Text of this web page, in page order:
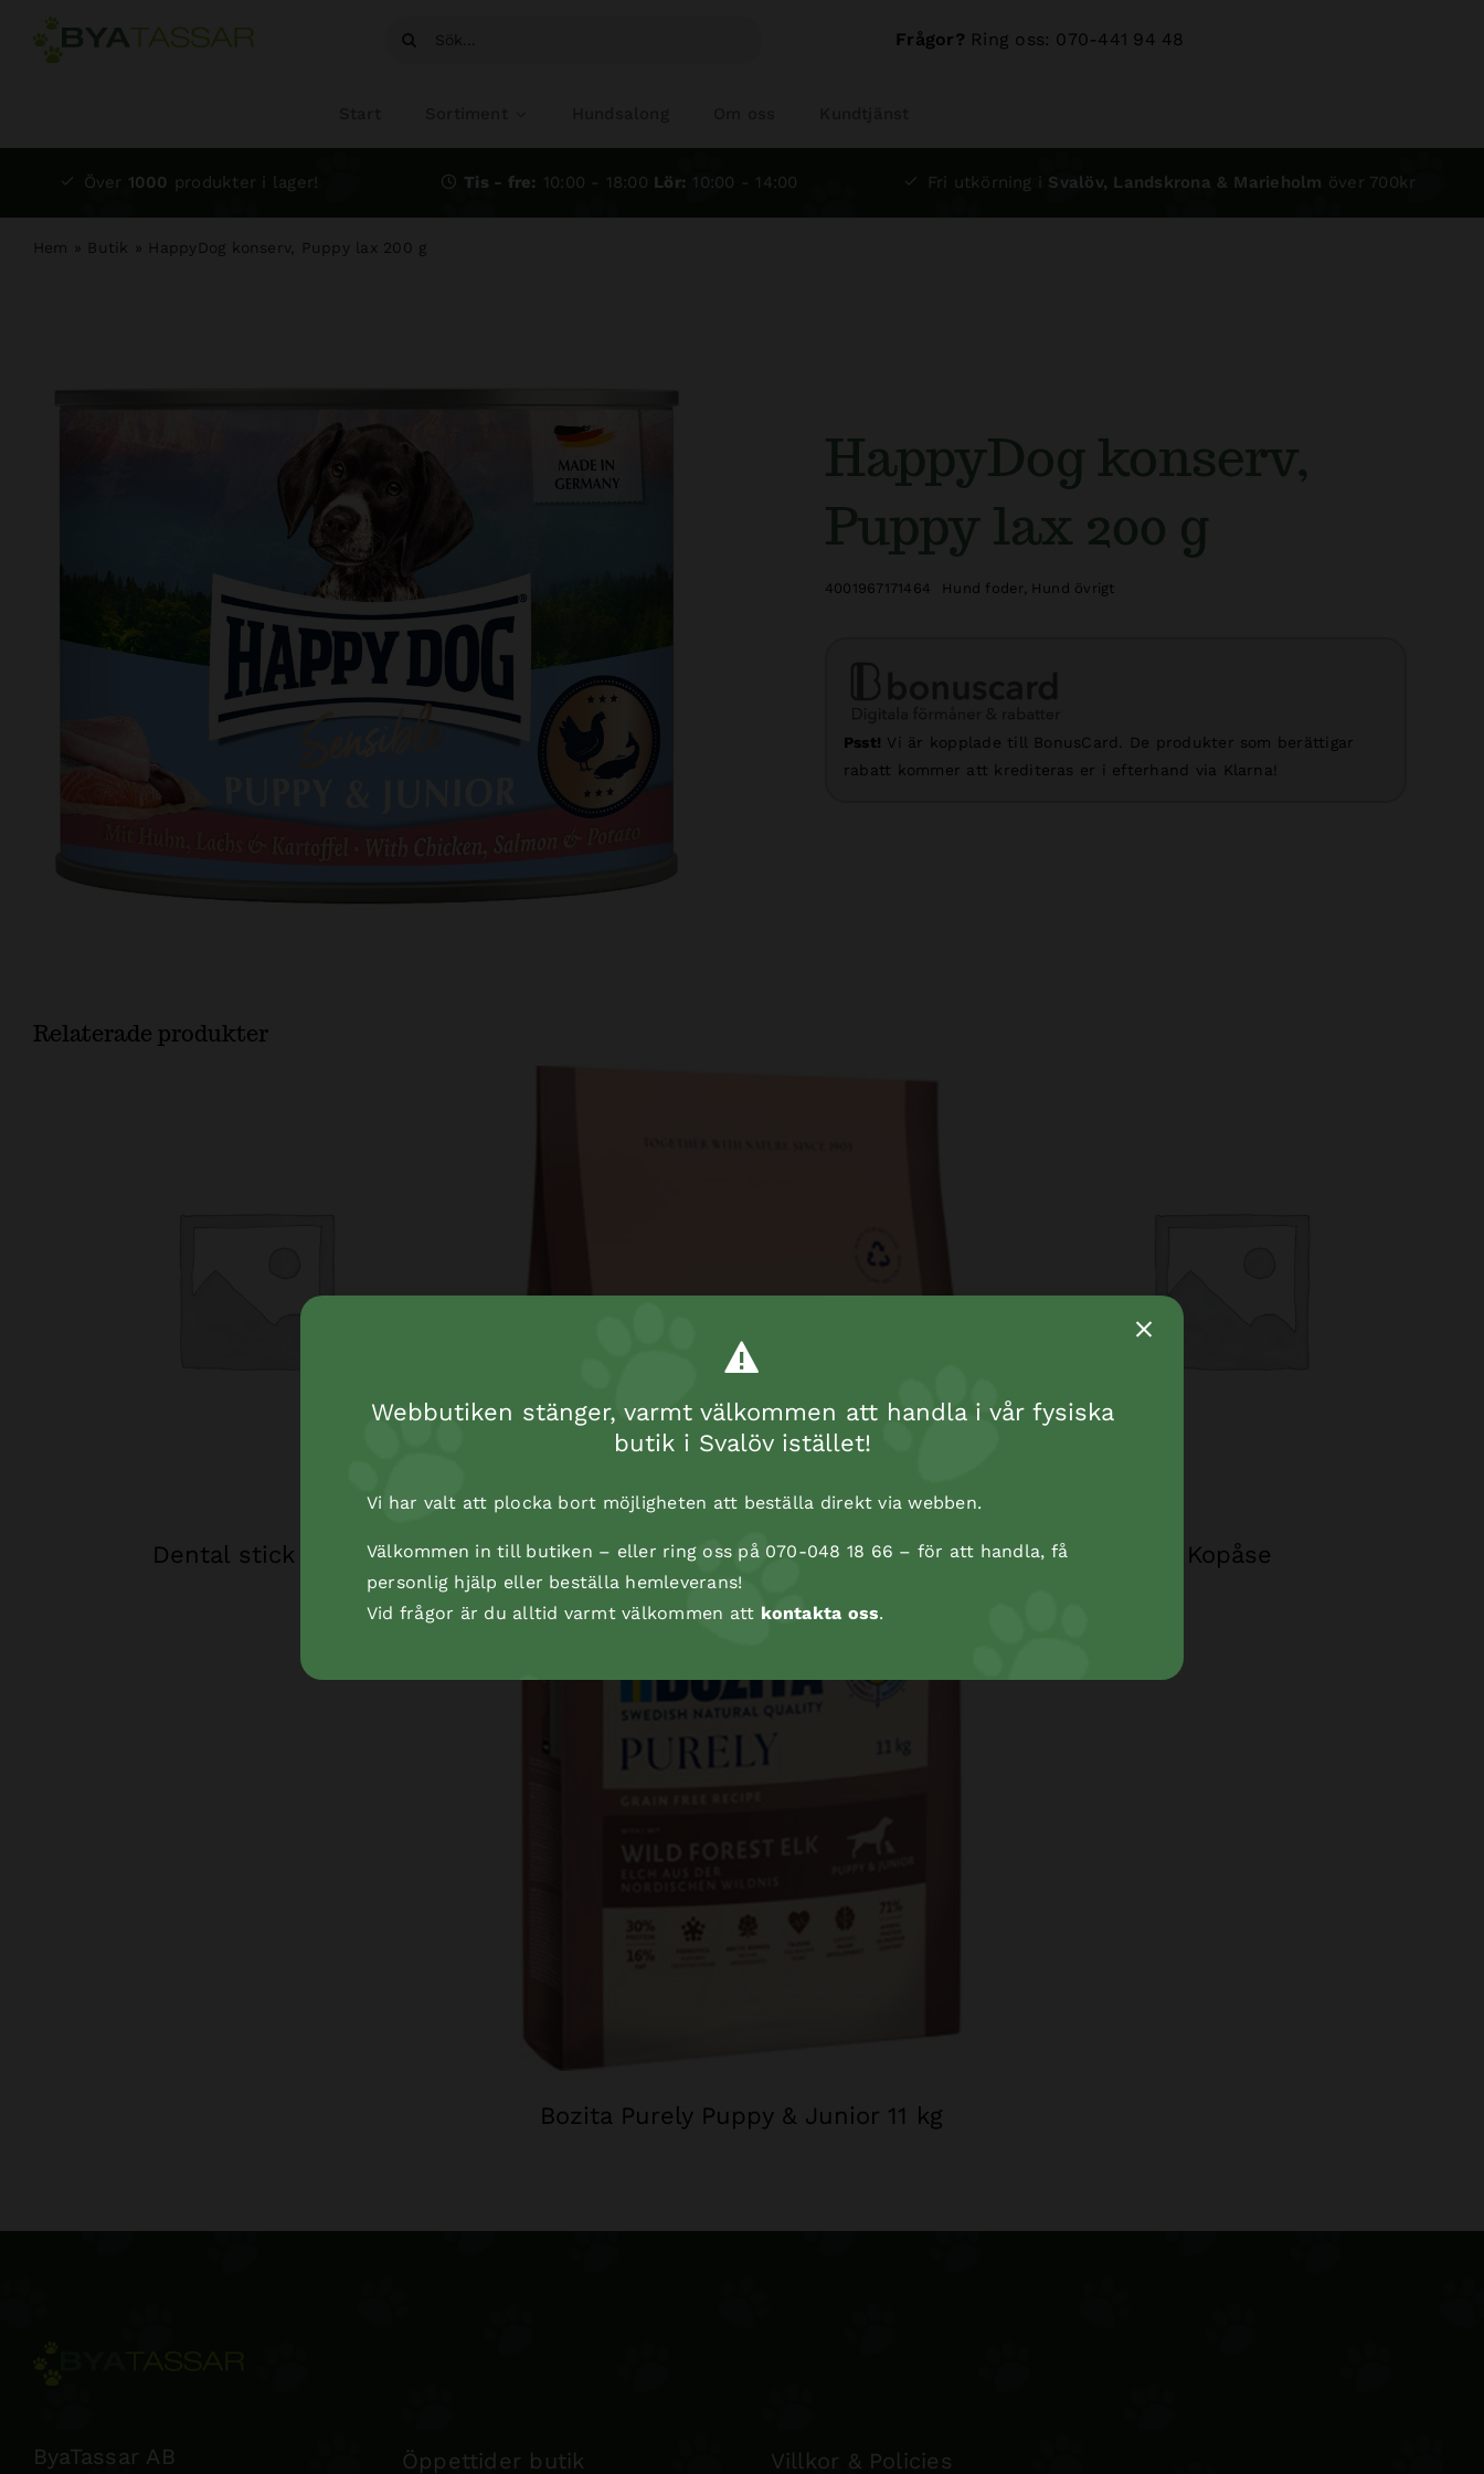
Fortsätt
Sök
Frågor? Ring oss: 070-441 94 48
Över 1000 produkter i lager! Tis - fre: 10:00 - 18:00 Lör: 10:00 - 14:00 Fri utkörning i Svalöv, Landskrona & Marieholm över 700kr
Hem » Butik » HappyDog konserv, Puppy lax 200 g
HappyDog konserv,
Puppy lax 200 g
4001967171464 Hund foder Hund övrigt
Psst! Vi är kopplade till BonusCard. De produkter som berättigar
rabatt kommer att krediteras er i efterhand via Klarna!
Relaterade produkter
Dental stick beef
Bozita Purely Puppy & Junior 11 kg
Kopåse
ByaTassar AB Öppettider butik Villkor & Policies
Webbutiken stänger, varmt välkommen att handla i vår fysiska
butik i Svalöv istället!
Vi har valt att plocka bort möjligheten att beställa direkt via webben.
Välkommen in till butiken – eller ring oss på 070-048 18 66 – för att handla, få
personlig hjälp eller beställa hemleverans!
Vid frågor är du alltid varmt välkommen att kontakta oss.